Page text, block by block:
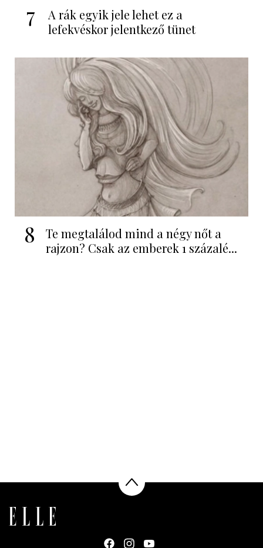
7
A rák egyik jele lehet ez a
lefekvéskor jelentkező tünet
8
Te megtalálod mind a négy nőt a
rajzon? Csak az emberek 1 százalé...